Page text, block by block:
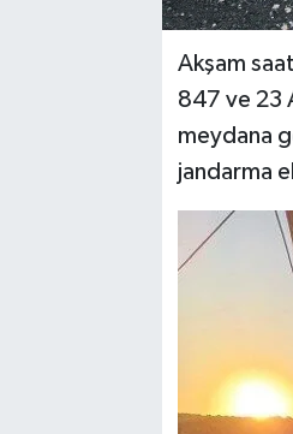
Akşam
847 ve 23
meydana
jandarma